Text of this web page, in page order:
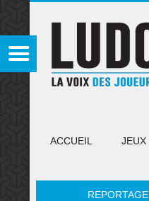
ACCUEIL JEUX
REPORTAGE